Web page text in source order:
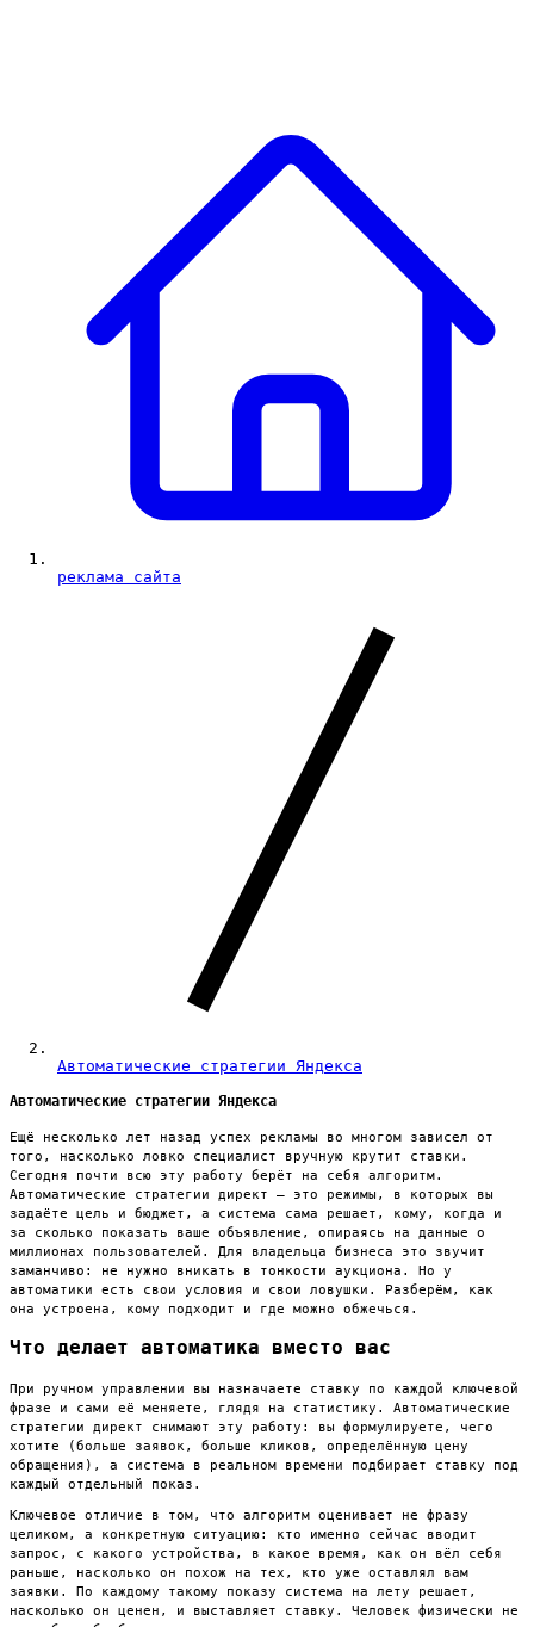
реклама сайта
Автоматические стратегии Яндекса
Автоматические стратегии Яндекса
Ещё несколько лет назад успех рекламы во многом зависел от
того, насколько ловко специалист вручную крутит ставки.
Сегодня почти всю эту работу берёт на себя алгоритм.
Автоматические стратегии директ — это режимы, в которых вы
задаёте цель и бюджет, а система сама решает, кому, когда и
за сколько показать ваше объявление, опираясь на данные о
миллионах пользователей. Для владельца бизнеса это звучит
заманчиво: не нужно вникать в тонкости аукциона. Но у
автоматики есть свои условия и свои ловушки. Разберём, как
она устроена, кому подходит и где можно обжечься.
Что делает автоматика вместо вас
При ручном управлении вы назначаете ставку по каждой ключевой
фразе и сами её меняете, глядя на статистику. Автоматические
стратегии директ снимают эту работу: вы формулируете, чего
хотите (больше заявок, больше кликов, определённую цену
обращения), а система в реальном времени подбирает ставку под
каждый отдельный показ.
Ключевое отличие в том, что алгоритм оценивает не фразу
целиком, а конкретную ситуацию: кто именно сейчас вводит
запрос, с какого устройства, в какое время, как он вёл себя
раньше, насколько он похож на тех, кто уже оставлял вам
заявки. По каждому такому показу система на лету решает,
насколько он ценен, и выставляет ставку. Человек физически не